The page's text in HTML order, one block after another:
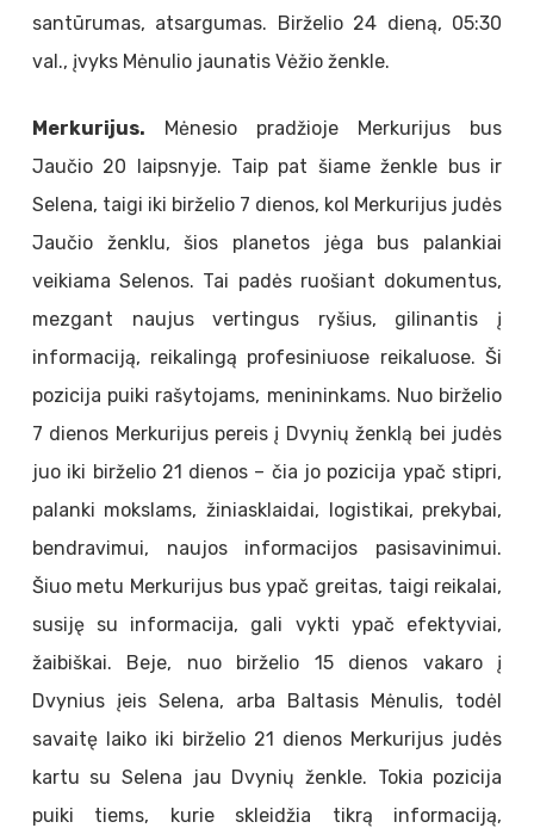
santūrumas, atsargumas. Birželio 24 dieną, 05:30
val., įvyks Mėnulio jaunatis Vėžio ženkle.
Merkurijus. Mėnesio pradžioje Merkurijus bus
Jaučio 20 laipsnyje. Taip pat šiame ženkle bus ir
Selena, taigi iki birželio 7 dienos, kol Merkurijus judės
Jaučio ženklu, šios planetos jėga bus palankiai
veikiama Selenos. Tai padės ruošiant dokumentus,
mezgant naujus vertingus ryšius, gilinantis į
informaciją, reikalingą profesiniuose reikaluose. Ši
pozicija puiki rašytojams, menininkams. Nuo birželio
7 dienos Merkurijus pereis į Dvynių ženklą bei judės
juo iki birželio 21 dienos – čia jo pozicija ypač stipri,
palanki mokslams, žiniasklaidai, logistikai, prekybai,
bendravimui, naujos informacijos pasisavinimui.
Šiuo metu Merkurijus bus ypač greitas, taigi reikalai,
susiję su informacija, gali vykti ypač efektyviai,
žaibiškai. Beje, nuo birželio 15 dienos vakaro į
Dvynius įeis Selena, arba Baltasis Mėnulis, todėl
savaitę laiko iki birželio 21 dienos Merkurijus judės
kartu su Selena jau Dvynių ženkle. Tokia pozicija
puiki tiems, kurie skleidžia tikrą informaciją,